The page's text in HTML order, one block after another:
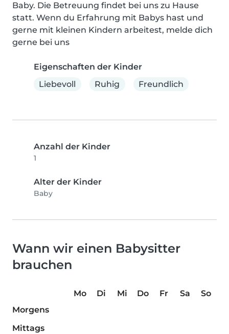
Baby. Die Betreuung findet bei uns zu Hause
statt. Wenn du Erfahrung mit Babys hast und
gerne mit kleinen Kindern arbeitest, melde dich
gerne bei uns
Eigenschaften der Kinder
Liebevoll
Ruhig Freundlich
Anzahl der Kinder
1
Alter der Kinder
Baby
Wann wir einen Babysitter
brauchen
Mo Di Mi Do Fr Sa
So
Morgens
Mittags